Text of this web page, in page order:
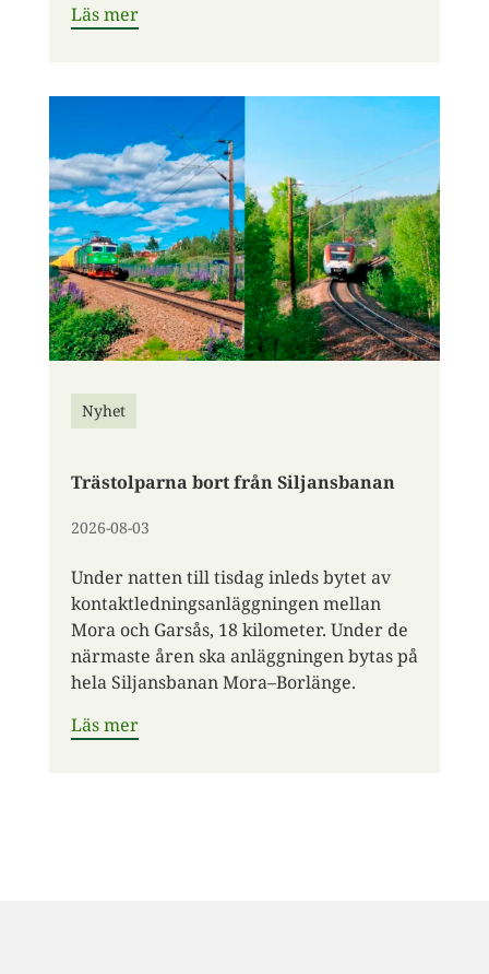
Läs mer
Nyhet
Trästolparna bort från Siljansbanan
2026-08-03
Under natten till tisdag inleds bytet av
kontaktledningsanläggningen mellan
Mora och Garsås, 18 kilometer. Under de
närmaste åren ska anläggningen bytas på
hela Siljansbanan Mora–Borlänge.
Läs mer